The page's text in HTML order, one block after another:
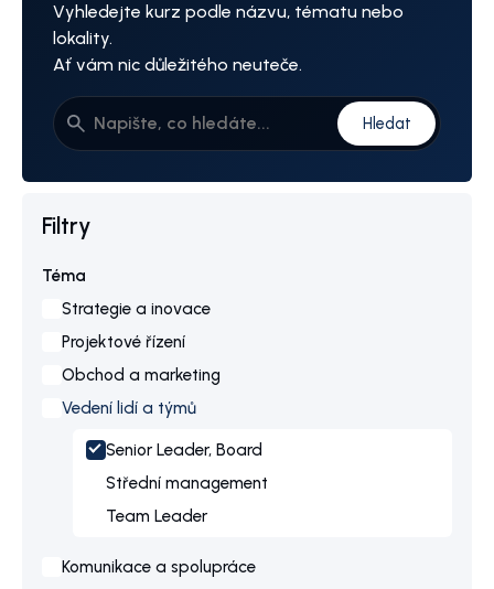
Vyhledejte kurz podle názvu, tématu nebo
lokality.
Ať vám nic důležitého neuteče.
Hledat
Filtry
Téma
Strategie a inovace
Projektové řízení
Obchod a marketing
Vedení lidí a týmů
Senior Leader, Board
Střední management
Team Leader
Komunikace a spolupráce